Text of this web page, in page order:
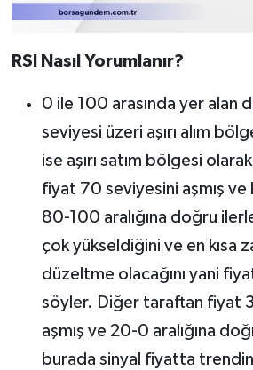
RSI Nasıl Yorumlanır?
0 ile 100 arasında yer alan
seviyesi üzeri aşırı alım
ise aşırı satım bölgesi
fiyat 70 seviyesini aşmış
80-100 aralığına doğru
çok yükseldiğini ve en kısa
düzeltme olacağını yani
söyler. Diğer taraftan fiyat
aşmış ve 20-0 aralığına
burada sinyal fiyatta